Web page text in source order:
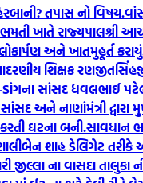
તપાસ નો વિષય.
ખાતે રાજ્યપાલશ્રી
અને ખાતમુહૂર્ત
શિક્ષક રણજીતસિંહજી
સાંસદ ધવલભાઈ પટેલ
અને નાણાંમંત્રી દ્વારા
ઘટના બની.સાવધાન
શાહ ડેલિગેટ
જીલ્લા ના વાસદા તાલુકા